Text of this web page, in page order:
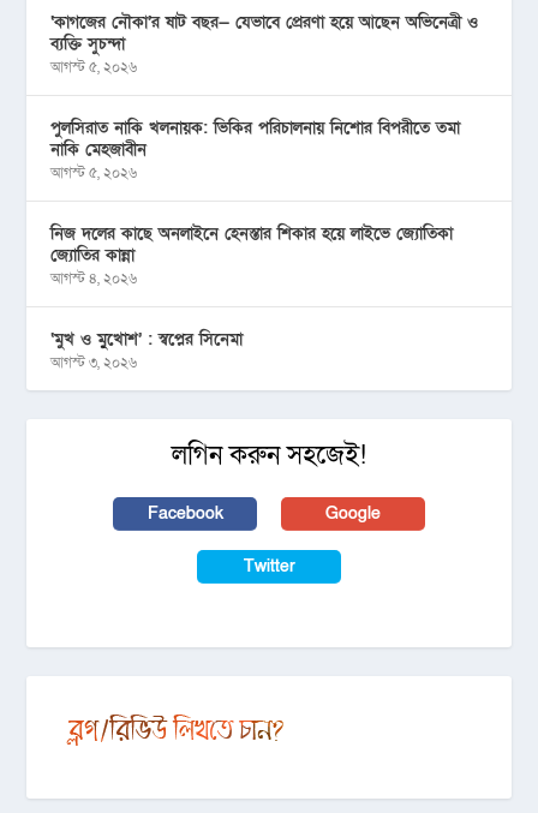
‘কাগজের নৌকা’র ষাট বছর— যেভাবে প্রেরণা হয়ে আছেন অভিনেত্রী ও
ব্যক্তি সুচন্দা
আগস্ট ৫, ২০২৬
পুলসিরাত নাকি খলনায়ক: ভিকির পরিচালনায় নিশোর বিপরীতে তমা
নাকি মেহজাবীন
আগস্ট ৫, ২০২৬
নিজ দলের কাছে অনলাইনে হেনস্তার শিকার হয়ে লাইভে জ্যোতিকা
জ্যোতির কান্না
আগস্ট ৪, ২০২৬
‘মুখ ও মু্খোশ’ : স্বপ্নের সিনেমা
আগস্ট ৩, ২০২৬
লগিন করুন সহজেই!
Facebook Google
Twitter